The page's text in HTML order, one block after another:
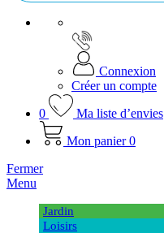
Connexion
Créer un compte
0
Ma liste d’envies
Mon panier 0
Fermer
Menu
Jardin
Loisirs